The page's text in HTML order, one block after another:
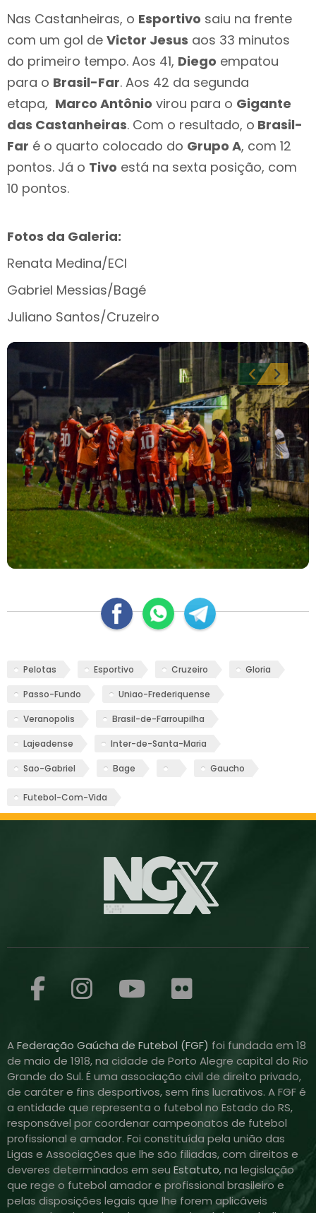
Nas Castanheiras, o Esportivo saiu na frente
com um gol de Victor Jesus aos 33 minutos
do primeiro tempo. Aos 41, Diego empatou
para o Brasil-Far. Aos 42 da segunda
etapa, Marco Antônio virou para o Gigante
das Castanheiras. Com o resultado, o Brasil-
Far é o quarto colocado do Grupo A, com 12
pontos. Já o Tivo está na sexta posição, com
10 pontos.
Fotos da Galeria:
Renata Medina/ECI
Gabriel Messias/Bagé
Juliano Santos/Cruzeiro
Pelotas Esportivo Cruzeiro Gloria
Passo-Fundo Uniao-Frederiquense
Veranopolis Brasil-de-Farroupilha
Lajeadense Inter-de-Santa-Maria
Sao-Gabriel Bage Gaucho
Futebol-Com-Vida
AFederação Gaúcha de Futebol (FGF) foi fundada em 18
de maio de 1918, na cidade de Porto Alegre capital do Rio
Grande do Sul. É uma associação civil de direito privado,
de caráter e fins desportivos, sem fins lucrativos. A FGF é
a entidade que representa o futebol no Estado do RS,
responsável por coordenar campeonatos de futebol
profissional e amador. Foi constituída pela união das
Ligas e Associações que lhe são filiadas, com direitos e
deveres determinados em seu Estatuto, na legislação
que rege o futebol amador e profissional brasileiro e
pelas disposições legais que lhe forem aplicáveis